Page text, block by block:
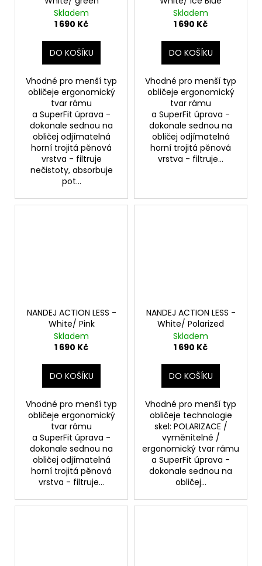
Skladem
1 690 Kč
DO KOŠÍKU
Vhodné pro menší typ
obličeje ergonomický
tvar rámu
a SuperFit úprava -
dokonale sednou na
obličej odjímatelná
horní trojitá pěnová
vrstva - filtruje
nečistoty, absorbuje
pot...
Skladem
1 690 Kč
DO KOŠÍKU
Vhodné pro menší typ
obličeje ergonomický
tvar rámu
a SuperFit úprava -
dokonale sednou na
obličej odjímatelná
horní trojitá pěnová
vrstva - filtruje...
NANDEJ ACTION LESS -
White/ Pink
Skladem
1 690 Kč
DO KOŠÍKU
Vhodné pro menší typ
obličeje ergonomický
tvar rámu
a SuperFit úprava -
dokonale sednou na
obličej odjímatelná
horní trojitá pěnová
vrstva - filtruje...
NANDEJ ACTION LESS -
White/ Polarized
Skladem
1 690 Kč
DO KOŠÍKU
Vhodné pro menší typ
obličeje technologie
skel: POLARIZACE /
vyměnitelné /
ergonomický tvar rámu
a SuperFit úprava -
dokonale sednou na
obličej...